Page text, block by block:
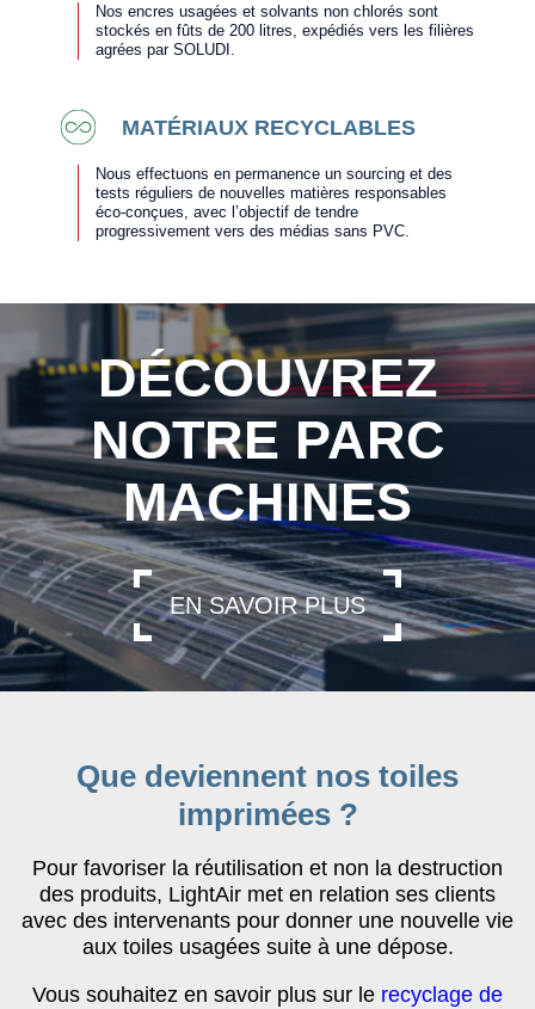
Nos encres usagées et solvants non chlorés sont
stockés en fûts de 200 litres, expédiés vers les filières
agrées par SOLUDI.
MATÉRIAUX RECYCLABLES
Nous effectuons en permanence un sourcing et des
tests réguliers de nouvelles matières responsables
éco-conçues, avec l’objectif de tendre
progressivement vers des médias sans PVC.
DÉCOUVREZ
NOTRE PARC
MACHINES
EN SAVOIR PLUS
Que deviennent nos toiles
imprimées ?
Pour favoriser la réutilisation et non la destruction
des produits, LightAir met en relation ses clients
avec des intervenants pour donner une nouvelle vie
aux toiles usagées suite à une dépose.
Vous souhaitez en savoir plus sur le recyclage de